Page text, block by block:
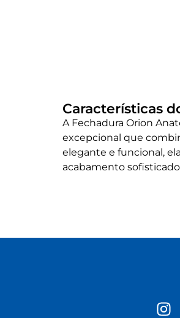
Características
A Fechadura Orion
excepcional que
elegante e funcional,
acabamento